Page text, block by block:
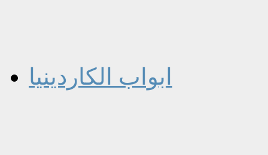
ابواب الكاردينيا